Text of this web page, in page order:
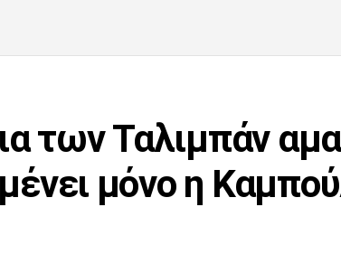
των Ταλιμπάν
μόνο η